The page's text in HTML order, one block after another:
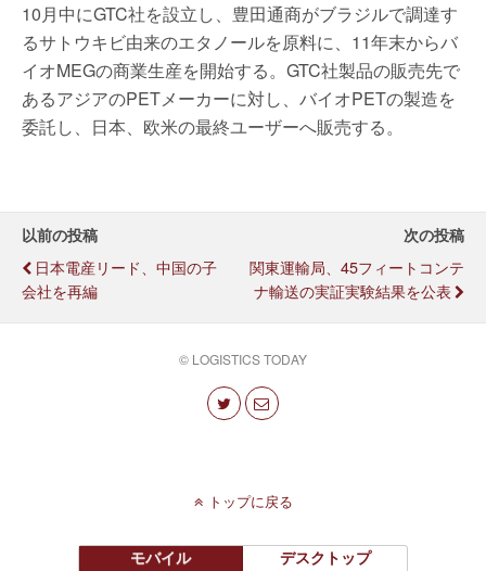
10月中にGTC社を設立し、豊田通商がブラジルで調達す
るサトウキビ由来のエタノールを原料に、11年末からバ
イオMEGの商業生産を開始する。GTC社製品の販売先で
あるアジアのPETメーカーに対し、バイオPETの製造を
委託し、日本、欧米の最終ユーザーへ販売する。
以前の投稿
日本電産リード、中国の子
会社を再編
次の投稿
関東運輸局、45フィートコンテ
ナ輸送の実証実験結果を公表
© LOGISTICS TODAY
トップに戻る
モバイル デスクトップ